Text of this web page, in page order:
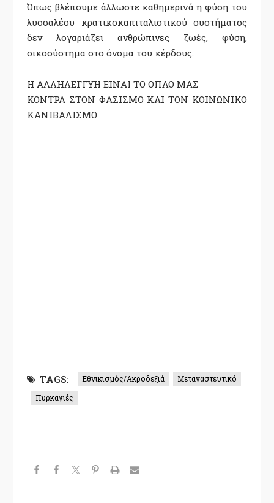
Όπως βλέπουμε άλλωστε καθημερινά η φύση του
λυσσαλέου κρατικοκαπιταλιστικού συστήματος
δεν λογαριάζει ανθρώπινες ζωές, φύση,
οικοσύστημα στο όνομα του κέρδους.
Η ΑΛΛΗΛΕΓΓΥΗ ΕΙΝΑΙ ΤΟ ΟΠΛΟ ΜΑΣ
ΚΟΝΤΡΑ ΣΤΟΝ ΦΑΣΙΣΜΟ ΚΑΙ ΤΟΝ ΚΟΙΝΩΝΙΚΟ
ΚΑΝΙΒΑΛΙΣΜΟ
TAGS: Εθνικισμός/Ακροδεξιά
Μεταναστευτικό
Πυρκαγιές